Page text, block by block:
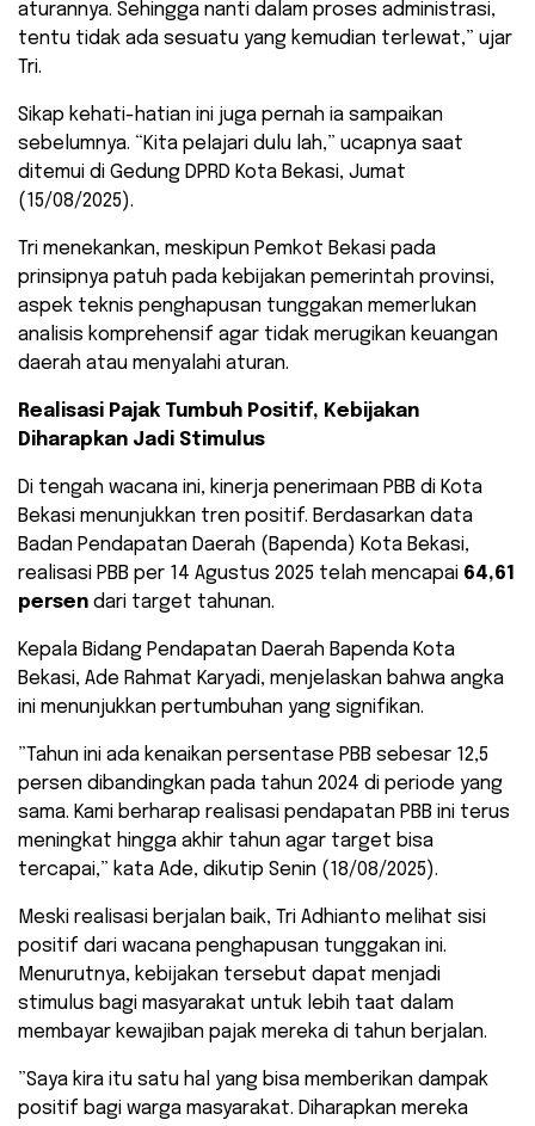
aturannya. Sehingga nanti dalam proses administrasi,
tentu tidak ada sesuatu yang kemudian terlewat,” ujar
Tri.
Sikap kehati-hatian ini juga pernah ia sampaikan
sebelumnya. “Kita pelajari dulu lah,” ucapnya saat
ditemui di Gedung DPRD Kota Bekasi, Jumat
(15/08/2025).
Tri menekankan, meskipun Pemkot Bekasi pada
prinsipnya patuh pada kebijakan pemerintah provinsi,
aspek teknis penghapusan tunggakan memerlukan
analisis komprehensif agar tidak merugikan keuangan
daerah atau menyalahi aturan.
Realisasi Pajak Tumbuh Positif, Kebijakan
Diharapkan Jadi Stimulus
​Di tengah wacana ini, kinerja penerimaan PBB di Kota
Bekasi menunjukkan tren positif. Berdasarkan data
Badan Pendapatan Daerah (Bapenda) Kota Bekasi,
realisasi PBB per 14 Agustus 2025 telah mencapai 64,61
persen dari target tahunan.
​Kepala Bidang Pendapatan Daerah Bapenda Kota
Bekasi, Ade Rahmat Karyadi, menjelaskan bahwa angka
ini menunjukkan pertumbuhan yang signifikan.
​”Tahun ini ada kenaikan persentase PBB sebesar 12,5
persen dibandingkan pada tahun 2024 di periode yang
sama. Kami berharap realisasi pendapatan PBB ini terus
meningkat hingga akhir tahun agar target bisa
tercapai,” kata Ade, dikutip Senin (18/08/2025).
​Meski realisasi berjalan baik, Tri Adhianto melihat sisi
positif dari wacana penghapusan tunggakan ini.
Menurutnya, kebijakan tersebut dapat menjadi
stimulus bagi masyarakat untuk lebih taat dalam
membayar kewajiban pajak mereka di tahun berjalan.
​”Saya kira itu satu hal yang bisa memberikan dampak
positif bagi warga masyarakat. Diharapkan mereka